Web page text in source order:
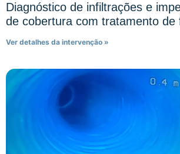
Diagnóstico de infiltrações e
de cobertura com tratamento de
Ver detalhes da intervenção »